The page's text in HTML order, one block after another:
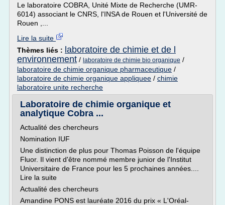
Le laboratoire COBRA, Unité Mixte de Recherche (UMR-
6014) associant le CNRS, l'INSA de Rouen et l'Université de
Rouen ,...
Lire la suite
Thèmes liés : laboratoire de chimie et de l
environnement / laboratoire de chimie bio organique /
laboratoire de chimie organique pharmaceutique /
laboratoire de chimie organique appliquee / chimie
laboratoire unite recherche
Laboratoire de chimie organique et
analytique Cobra ...
Actualité des chercheurs
Nomination IUF
Une distinction de plus pour Thomas Poisson de l'équipe
Fluor. Il vient d'être nommé membre junior de l'Institut
Universitaire de France pour les 5 prochaines années....
Lire la suite
Actualité des chercheurs
Amandine PONS est lauréate 2016 du prix « L'Oréal-